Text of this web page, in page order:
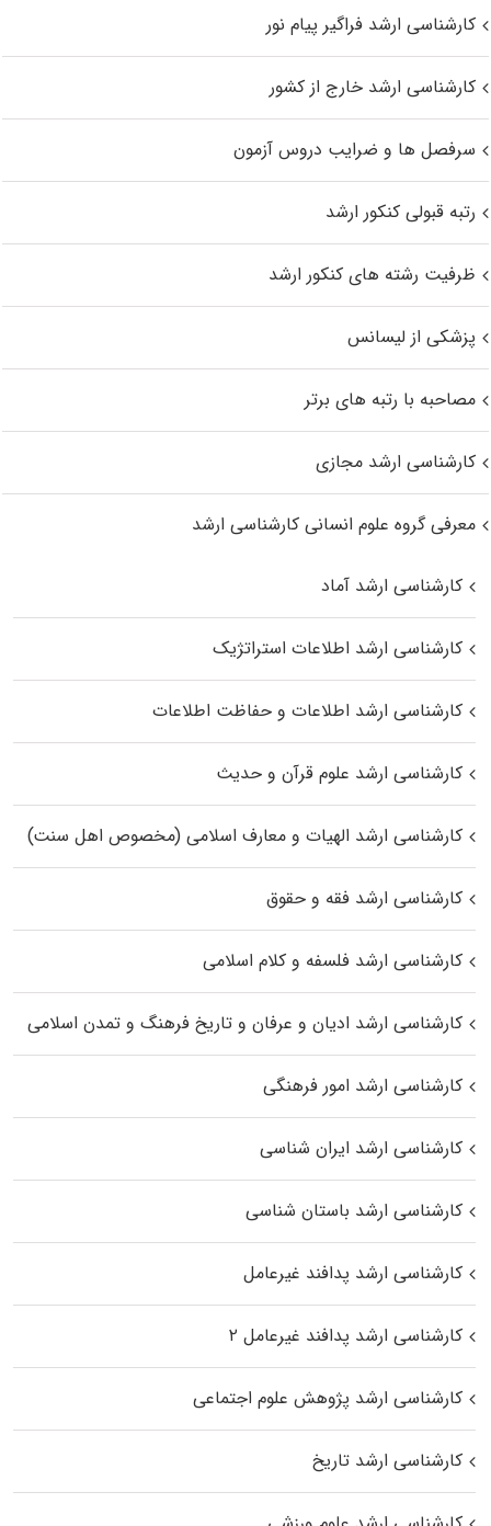
کارشناسی ارشد فراگیر پیام نور
کارشناسی ارشد خارج از کشور
سرفصل ها و ضرایب دروس آزمون
رتبه قبولی کنکور ارشد
ظرفیت رشته های کنکور ارشد
پزشکی از لیسانس
مصاحبه با رتبه های برتر
کارشناسی ارشد مجازی
معرفی گروه علوم انسانی کارشناسی ارشد
کارشناسی ارشد آماد
کارشناسی ارشد اطلاعات استراتژیک
کارشناسی ارشد اطلاعات و حفاظت اطلاعات
کارشناسی ارشد علوم قرآن و حدیث
کارشناسی ارشد الهیات و معارف اسلامی (مخصوص اهل سنت)
کارشناسی ارشد فقه و حقوق
کارشناسی ارشد فلسفه و کلام اسلامی
کارشناسی ارشد ادیان و عرفان و تاریخ فرهنگ و تمدن اسلامی
کارشناسی ارشد امور فرهنگی
کارشناسی ارشد ایران شناسی
کارشناسی ارشد باستان شناسی
کارشناسی ارشد پدافند غیرعامل
کارشناسی ارشد پدافند غیرعامل ۲
کارشناسی ارشد پژوهش علوم اجتماعی
کارشناسی ارشد تاریخ